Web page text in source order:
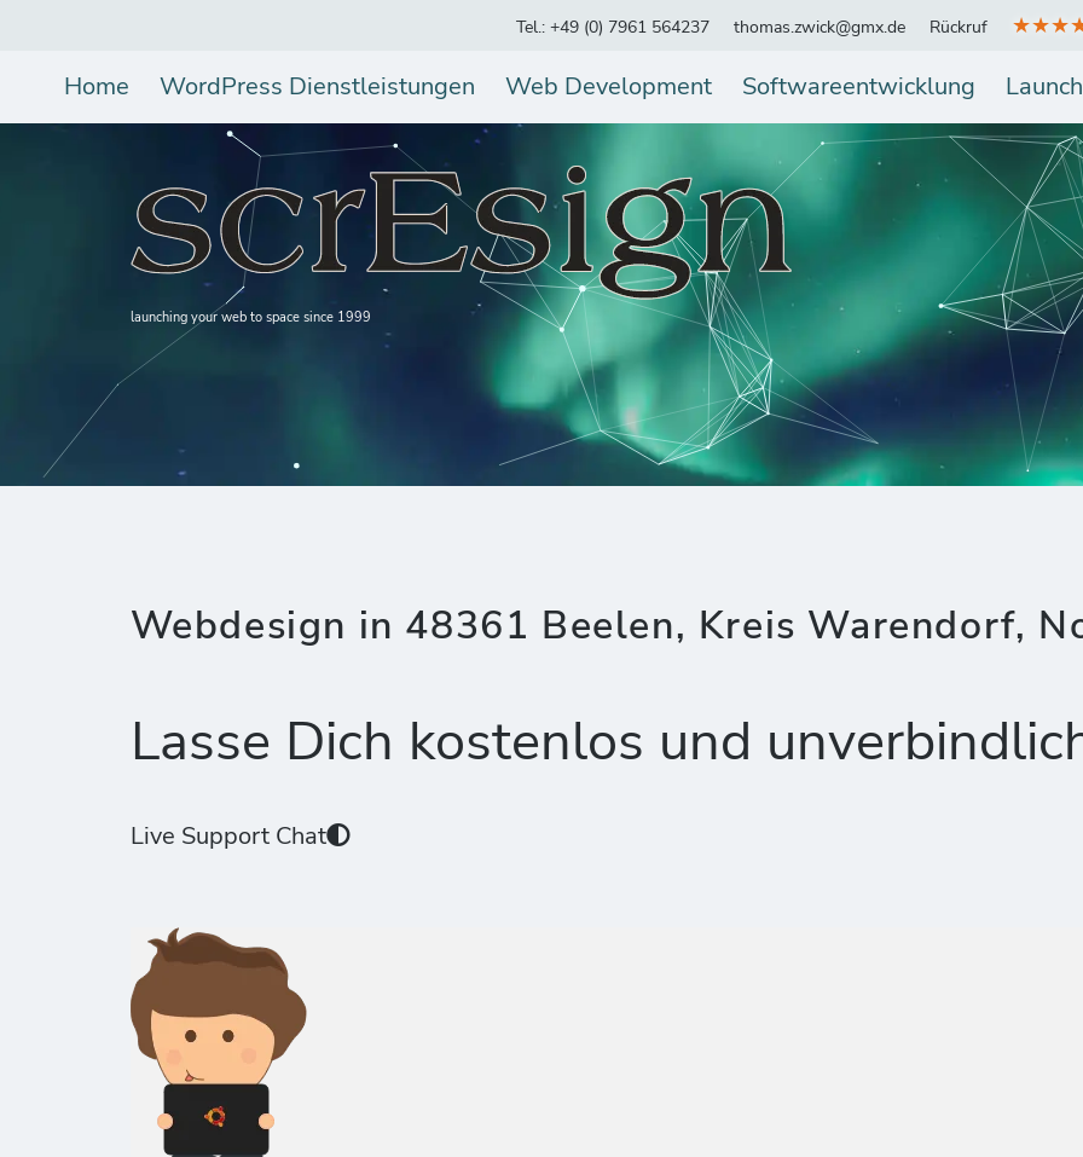
Tel.: +49 (0) 7961 564237 thomas.zwick@gmx.de Rückruf
Home WordPress Dienstleistungen Web Development Softwareentwicklung
launching your web to space since 1999
Webdesign in 48361 Beelen, Kreis Warendorf,
Lasse Dich kostenlos und
Live Support Chat